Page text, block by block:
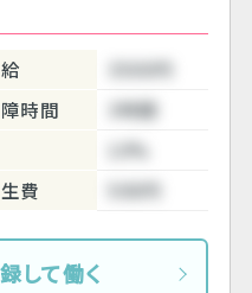
3500円
時間
3時間
10%
費
500円
して働く